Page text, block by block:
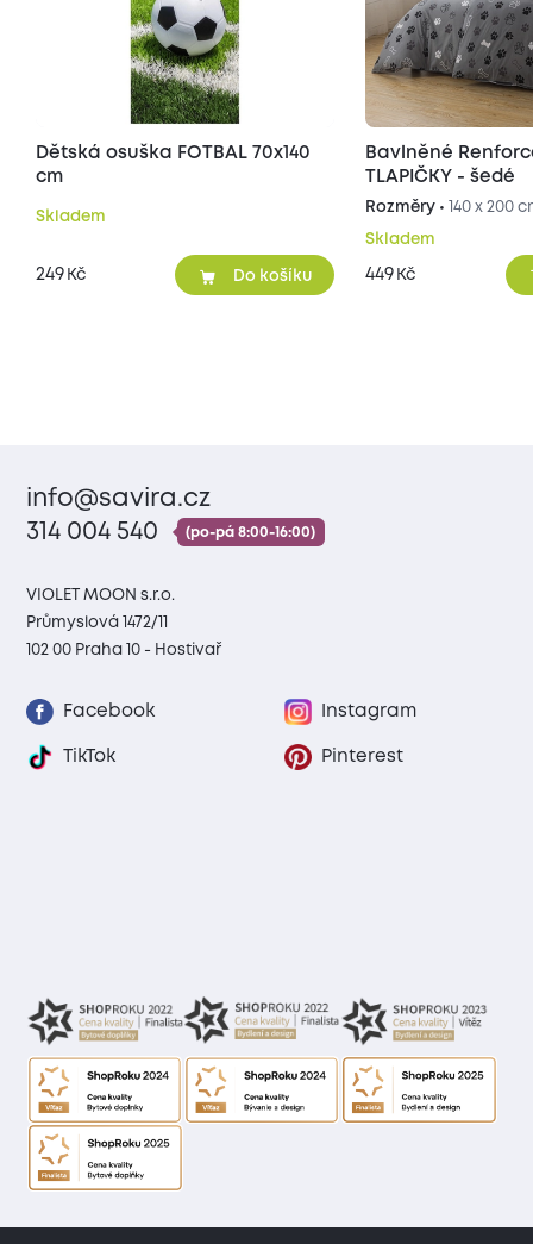
Dětská osuška FOTBAL 70x140
cm
Skladem
249 Kč Do košíku
Bavlněné
TLAPIČKY - šedé
Rozměry • 140 x 200
Skladem
449 Kč
info@savira.cz
314 004 540
(po-pá 8:00-16:00)
VIOLET MOON s.r.o.
Průmyslová 1472/11
102 00 Praha 10 - Hostivař
Facebook Instagram
TikTok Pinterest